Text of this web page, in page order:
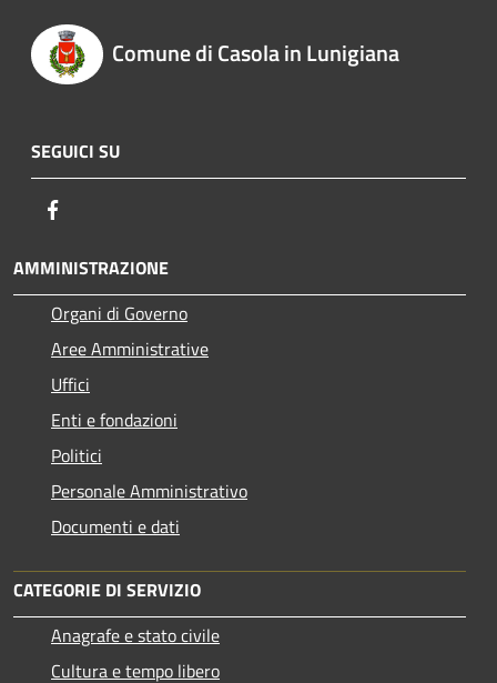
Comune di Casola in Lunigiana
SEGUICI SU
AMMINISTRAZIONE
Organi di Governo
Aree Amministrative
Uffici
Enti e fondazioni
Politici
Personale Amministrativo
Documenti e dati
CATEGORIE DI SERVIZIO
Anagrafe e stato civile
Cultura e tempo libero